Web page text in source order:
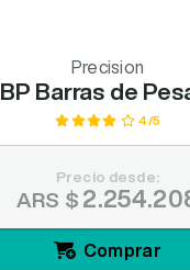
Precision
BP Barras de
4/5
Precio desde:
ARS $
Comprar